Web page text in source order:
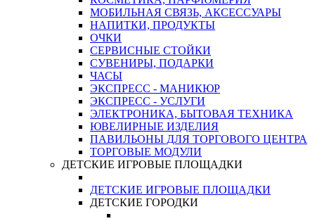
МОБИЛЬНАЯ СВЯЗЬ, АКСЕССУАРЫ
НАПИТКИ, ПРОДУКТЫ
ОЧКИ
СЕРВИСНЫЕ СТОЙКИ
СУВЕНИРЫ, ПОДАРКИ
ЧАСЫ
ЭКСПРЕСС - МАНИКЮР
ЭКСПРЕСС - УСЛУГИ
ЭЛЕКТРОНИКА, БЫТОВАЯ ТЕХНИКА
ЮВЕЛИРНЫЕ ИЗДЕЛИЯ
ПАВИЛЬОНЫ ДЛЯ ТОРГОВОГО ЦЕНТРА
ТОРГОВЫЕ МОДУЛИ
ДЕТСКИЕ ИГРОВЫЕ ПЛОЩАДКИ
ДЕТСКИЕ ИГРОВЫЕ ПЛОЩАДКИ
ДЕТСКИЕ ГОРОДКИ